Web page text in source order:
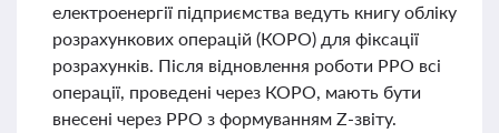
електроенергії підприємства ведуть книгу обліку
розрахункових операцій (КОРО) для фіксації
розрахунків. Після відновлення роботи РРО всі
операції, проведені через КОРО, мають бути
внесені через РРО з формуванням Z-звіту.